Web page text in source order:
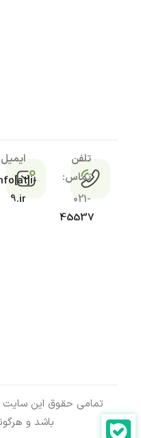
تلفن
تماس:
021-
45537
9.ir
تمامی حقوق این
باشد و